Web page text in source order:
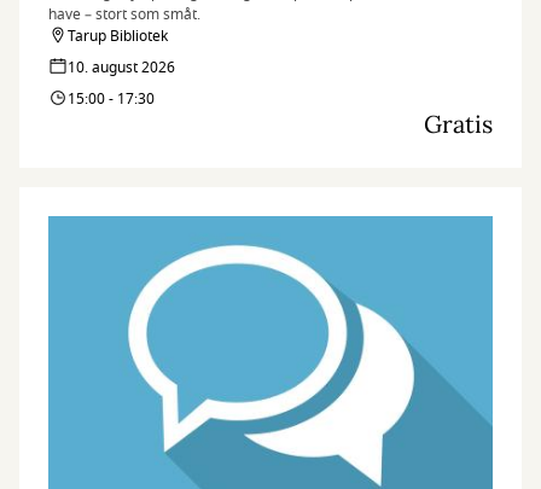
have – stort som småt.
Tarup Bibliotek
10. august 2026
15:00 - 17:30
Gratis